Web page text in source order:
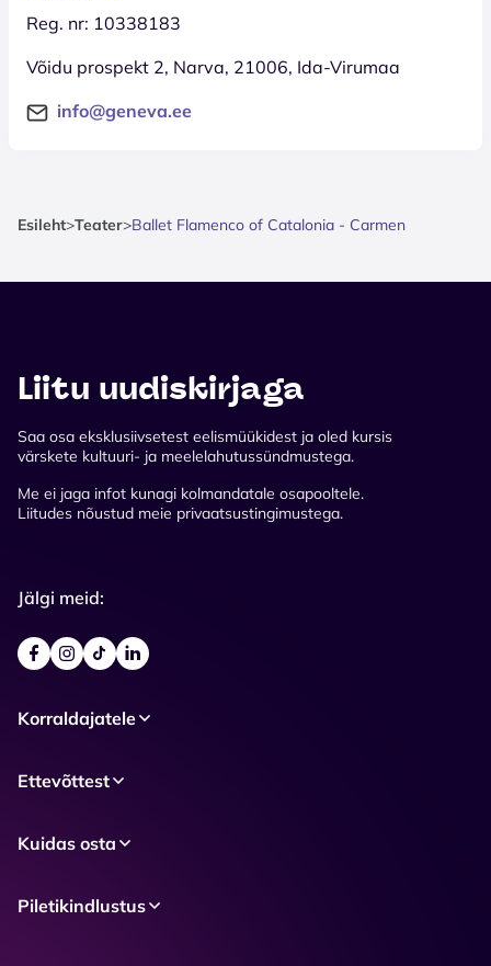
Reg. nr: 10338183
Võidu prospekt 2, Narva, 21006, Ida-Virumaa
info@geneva.ee
Esileht>Teater>Ballet Flamenco of Catalonia - Carmen
Liitu uudiskirjaga
Saa osa eksklusiivsetest eelismüükidest ja oled kursis
värskete kultuuri- ja meelelahutussündmustega.
Me ei jaga infot kunagi kolmandatale osapooltele.
Liitudes nõustud meie privaatsustingimustega.
Jälgi meid:
Korraldajatele
Ettevõttest
Kuidas osta
Piletikindlustus